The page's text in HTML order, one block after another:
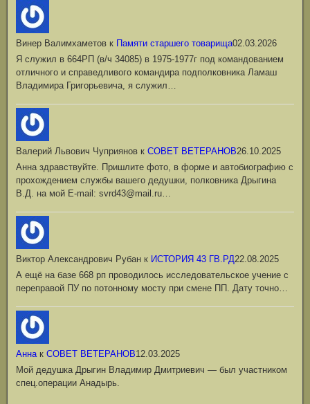
Винер Валимхаметов к Памяти старшего товарища02.03.2026
Я служил в 664РП (в/ч 34085) в 1975-1977г под командованием
отличного и справедливого командира подполковника Ламаш
Владимира Григорьевича, я служил…
Валерий Львович Чуприянов к СОВЕТ ВЕТЕРАНОВ26.10.2025
Анна здравствуйте. Пришлите фото, в форме и автобиографию с
прохождением службы вашего дедушки, полковника Дрыгина
В.Д. на мой Е-mail: svrd43@mail.ru…
Виктор Александрович Рубан к ИСТОРИЯ 43 ГВ.РД22.08.2025
А ещё на базе 668 рп проводилось исследовательское учение с
переправой ПУ по потонному мосту при смене ПП. Дату точно…
Аннак СОВЕТ ВЕТЕРАНОВ12.03.2025
Мой дедушка Дрыгин Владимир Дмитриевич — был участником
спец.операции Анадырь.